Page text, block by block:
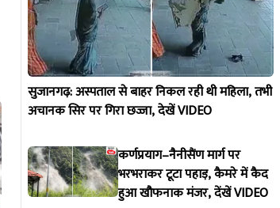
सुजानगढ़: अस्पताल से बाहर निकल रही थी महिला, तभी
अचानक सिर पर गिरा छज्जा, देखें VIDEO
कर्णप्रयाग–नैनीसैंण मार्ग पर
भरभराकर टूटा पहाड़, कैमरे में कैद
हुआ खौफनाक मंजर, देंखें VIDEO